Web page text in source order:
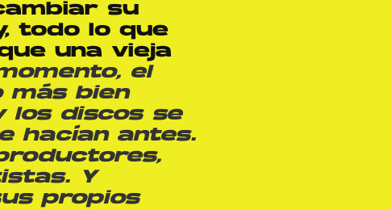
su
todo lo que
una vieja
el
más bien
los discos se
hacían antes.
Y
propios